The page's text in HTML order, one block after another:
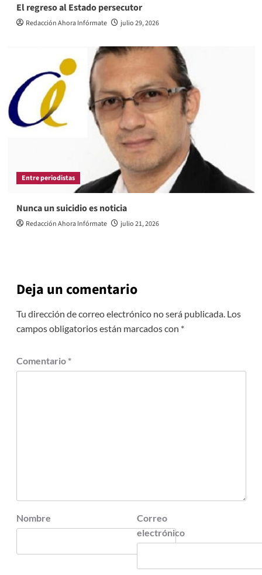
El regreso al Estado persecutor
Redacción Ahora Infórmate julio 29, 2026
Entre periodistas
Nunca un suicidio es noticia
Redacción Ahora Infórmate julio 21, 2026
Deja un comentario
Tu dirección de correo electrónico no será publicada. Los
campos obligatorios están marcados con *
Comentario *
Nombre
Correo
electrónico